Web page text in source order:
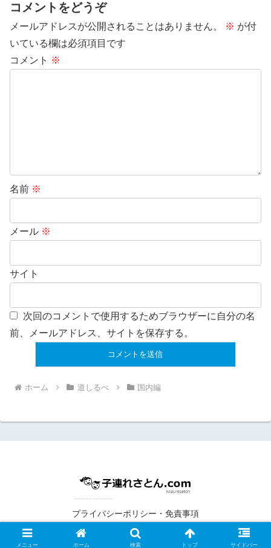
コメントをどうぞ
メールアドレスが公開されることはありません。 ※ が付
いている欄は必須項目です
コメント ※
名前 ※
メール ※
サイト
次回のコメントで使用するためブラウザーに自分の名
前、メールアドレス、サイトを保存する。
ホーム 道しるべ 国内編
プライバシーポリシー・免責事項
© 2018 子連れさとん.com.
メニュー ホーム 検索 トップ サイドバー